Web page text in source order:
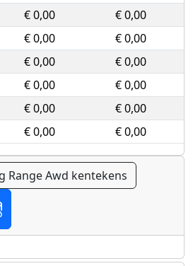
€ 0,00
€ 0,00
€ 0,00
€ 0,00
€ 0,00
€ 0,00
€ 0,00
€ 0,00
€ 0,00
€ 0,00
€ 0,00 € 0,00
Range Awd kentekens